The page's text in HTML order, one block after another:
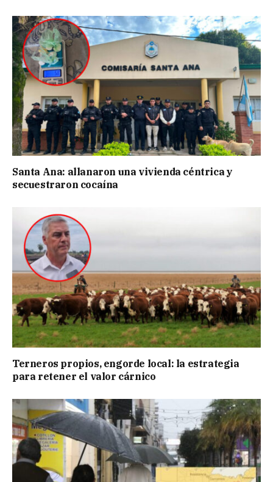
Santa Ana: allanaron una vivienda céntrica y
secuestraron cocaína
Terneros propios, engorde local: la estrategia
para retener el valor cárnico